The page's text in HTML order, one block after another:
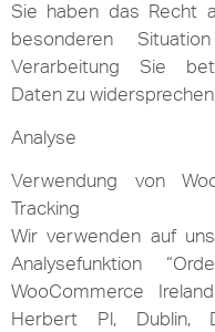
Sie haben das Recht
besonderen
Verarbeitung Sie
Daten zu
Analyse
Verwendung von
Tracking
Wir verwenden auf
Analysefunktion
WooCommerce
Herbert Pl, Dublin,